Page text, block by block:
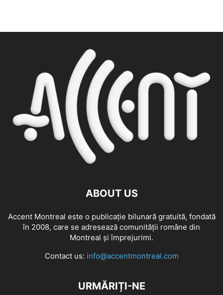
ABOUT US
Accent Montreal este o publicație bilunară gratuită, fondată
în 2008, care se adresează comunităţii române din
Montreal şi împrejurimi.
Contact us: info@accentmontreal.com
URMĂRIȚI-NE